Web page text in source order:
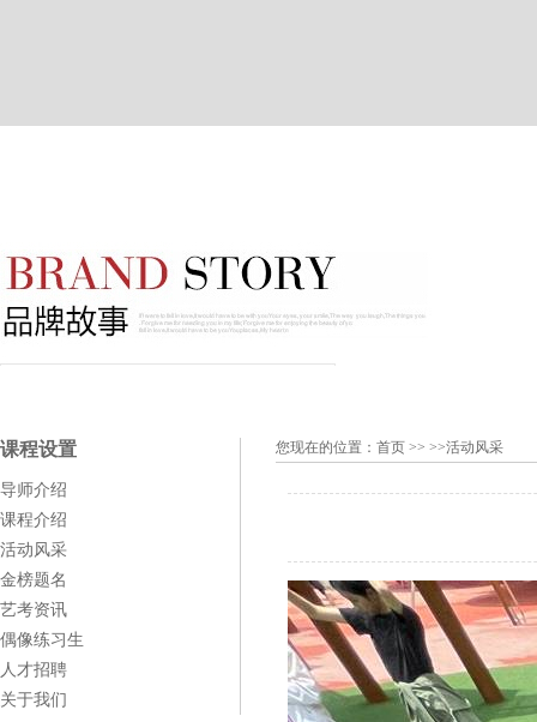
课程设置
导师介绍
课程介绍
活动风采
金榜题名
艺考资讯
偶像练习生
人才招聘
关于我们
您现在的位置： 首页 >> >>活动风采